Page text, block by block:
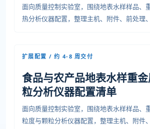
面向质量控制实验室，围绕地表水样样品、
热分析仪器配置，整理主机、附件、前处理
扩展配置 / 约 4-8 周交付
食品与农产品地表水样重
粒分析仪器配置清单
面向质量控制实验室，围绕地表水样样品、
粒度与颗粒分析仪器配置，整理主机、附件